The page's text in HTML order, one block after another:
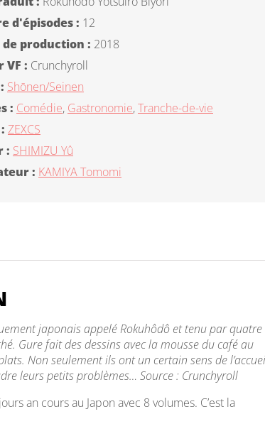
d'épisodes : 12
production : 2018
VF : Crunchyroll
Shōnen/Seinen
: Comédie, Gastronomie,Tranche-de-vie
ZEXCS
: SHIMIZU Yû
: KAMIYA Tomomi
japonais appelé Rokuhôdô et tenu par quatre
Gure fait des dessins avec la mousse du café au
Non seulement ils ont un certain sens de
leurs petits problèmes… Source : Crunchyroll
an cours au Japon avec 8 volumes. C’est la